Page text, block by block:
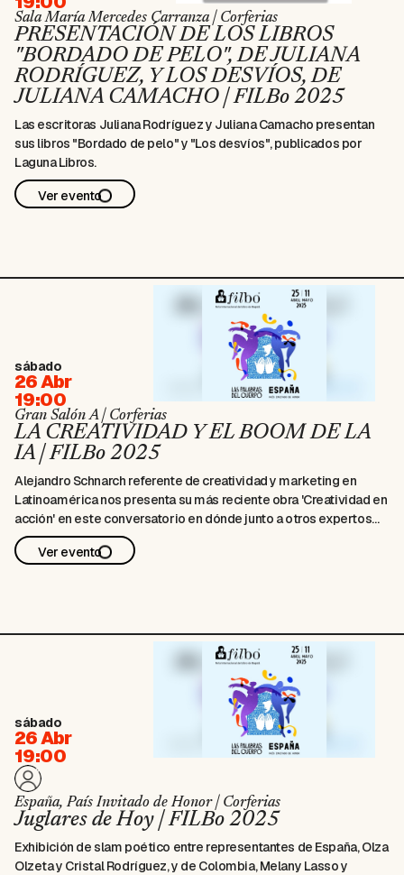
Sala María Mercedes Carranza | Corferias
PRESENTACIÓN DE LOS LIBROS
"BORDADO DE PELO", DE JULIANA
RODRÍGUEZ, Y LOS DESVÍOS, DE
JULIANA CAMACHO | FILBo 2025
Las escritoras Juliana Rodríguez y Juliana Camacho presentan
sus libros "Bordado de pelo" y "Los desvíos", publicados por
Laguna Libros.
Ver evento
sábado
26 Abr
19:00
Gran Salón A | Corferias
LA CREATIVIDAD Y EL BOOM DE LA
IA | FILBo 2025
Alejandro Schnarch referente de creatividad y marketing en
Latinoamérica nos presenta su más reciente obra 'Creatividad en
acción' en este conversatorio en dónde junto a otros expertos
exploraremos cómo la inteligencia artificial está transformando
el panorama creativo.
Ver evento
sábado
26 Abr
19:00
España, País Invitado de Honor | Corferias
Juglares de Hoy | FILBo 2025
Exhibición de slam poético entre representantes de España, Olza
Olzeta y Cristal Rodríguez, y de Colombia, Melany Lasso y